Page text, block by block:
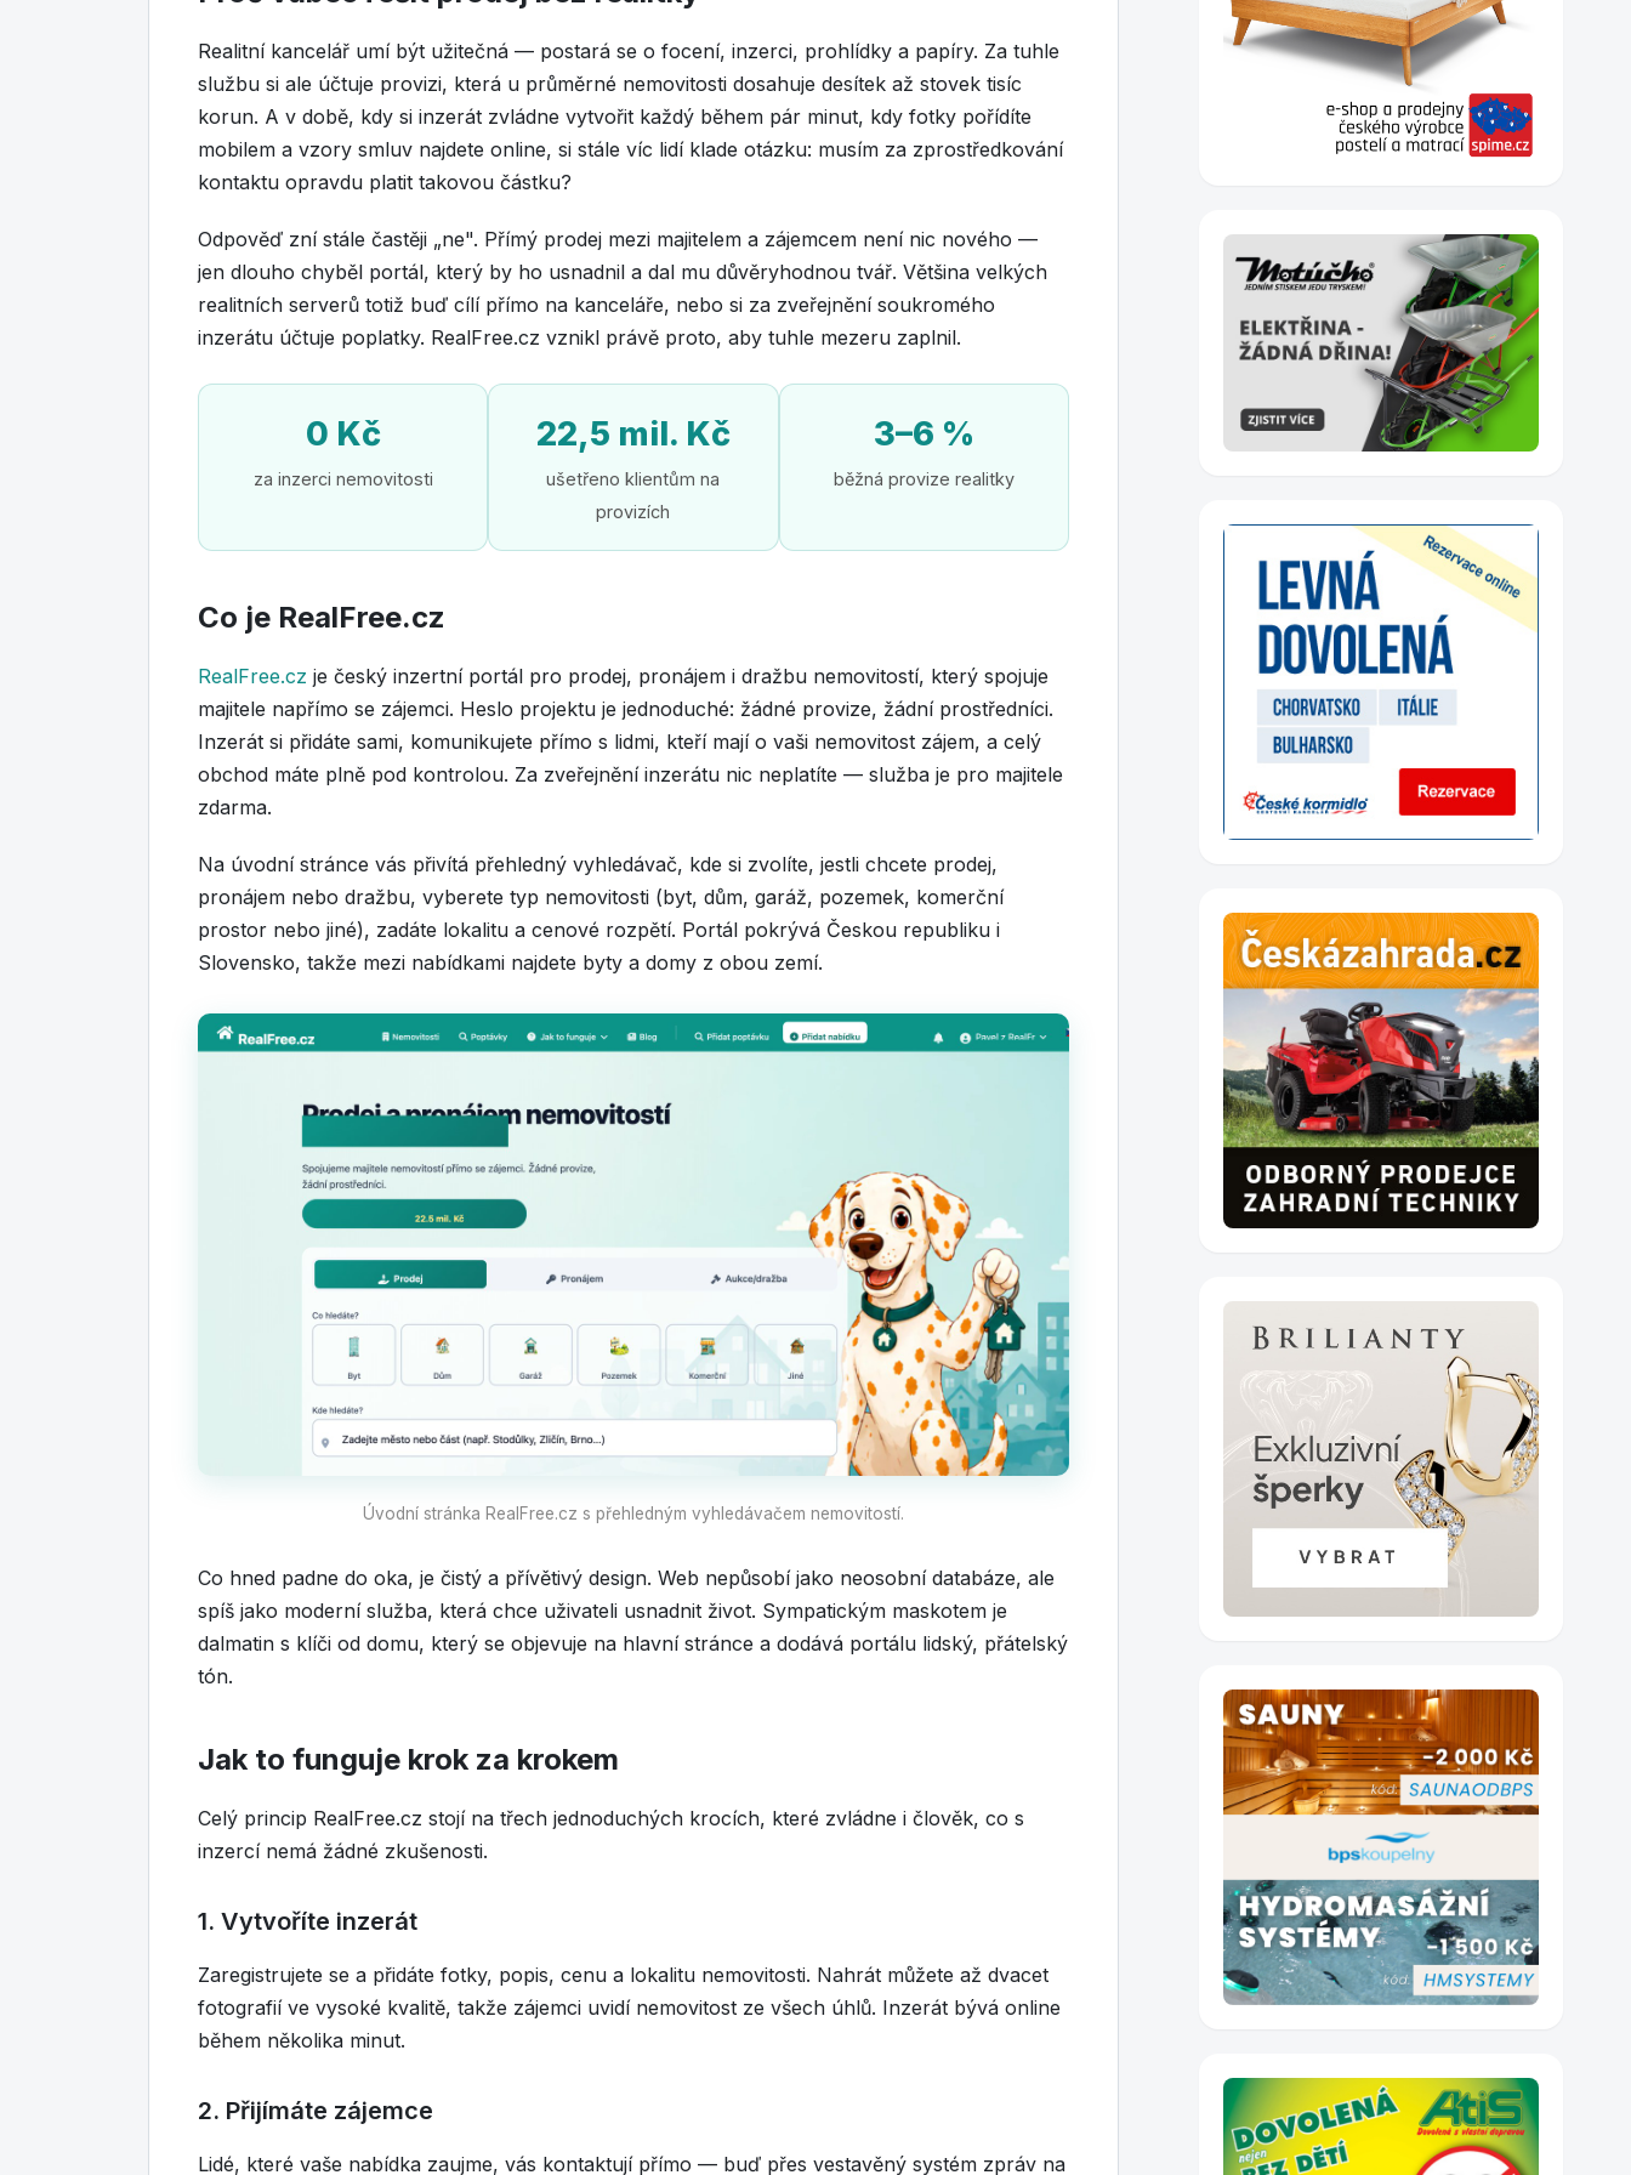
Realitní kancelář umí být užitečná — postará se o focení, inzerci, prohlídky a papíry. Za tuhle
službu si ale účtuje provizi, která u průměrné nemovitosti dosahuje desítek až stovek tisíc
korun. A v době, kdy si inzerát zvládne vytvořit každý během pár minut, kdy fotky pořídíte
mobilem a vzory smluv najdete online, si stále víc lidí klade otázku: musím za zprostředkování
kontaktu opravdu platit takovou částku?
Odpověď zní stále častěji „ne". Přímý prodej mezi majitelem a zájemcem není nic nového —
jen dlouho chyběl portál, který by ho usnadnil a dal mu důvěryhodnou tvář. Většina velkých
realitních serverů totiž buď cílí přímo na kanceláře, nebo si za zveřejnění soukromého
inzerátu účtuje poplatky. RealFree.cz vznikl právě proto, aby tuhle mezeru zaplnil.
0 Kč
za inzerci nemovitosti
22,5 mil. Kč
ušetřeno klientům na
provizích
3–6 %
běžná provize realitky
Co je RealFree.cz
RealFree.cz je český inzertní portál pro prodej, pronájem i dražbu nemovitostí, který spojuje
majitele napřímo se zájemci. Heslo projektu je jednoduché: žádné provize, žádní prostředníci.
Inzerát si přidáte sami, komunikujete přímo s lidmi, kteří mají o vaši nemovitost zájem, a celý
obchod máte plně pod kontrolou. Za zveřejnění inzerátu nic neplatíte — služba je pro majitele
zdarma.
Na úvodní stránce vás přivítá přehledný vyhledávač, kde si zvolíte, jestli chcete prodej,
pronájem nebo dražbu, vyberete typ nemovitosti (byt, dům, garáž, pozemek, komerční
prostor nebo jiné), zadáte lokalitu a cenové rozpětí. Portál pokrývá Českou republiku i
Slovensko, takže mezi nabídkami najdete byty a domy z obou zemí.
Úvodní stránka RealFree.cz s přehledným vyhledávačem nemovitostí.
Co hned padne do oka, je čistý a přívětivý design. Web nepůsobí jako neosobní databáze, ale
spíš jako moderní služba, která chce uživateli usnadnit život. Sympatickým maskotem je
dalmatin s klíči od domu, který se objevuje na hlavní stránce a dodává portálu lidský, přátelský
tón.
Jak to funguje krok za krokem
Celý princip RealFree.cz stojí na třech jednoduchých krocích, které zvládne i člověk, co s
inzercí nemá žádné zkušenosti.
1. Vytvoříte inzerát
Zaregistrujete se a přidáte fotky, popis, cenu a lokalitu nemovitosti. Nahrát můžete až dvacet
fotografií ve vysoké kvalitě, takže zájemci uvidí nemovitost ze všech úhlů. Inzerát bývá online
během několika minut.
2. Přijímáte zájemce
Lidé, které vaše nabídka zaujme, vás kontaktují přímo — buď přes vestavěný systém zpráv na